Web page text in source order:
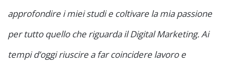
approfondire i miei studi e coltivare la mia passione
per tutto quello che riguarda il Digital Marketing. Ai
tempi d’oggi riuscire a far coincidere lavoro e